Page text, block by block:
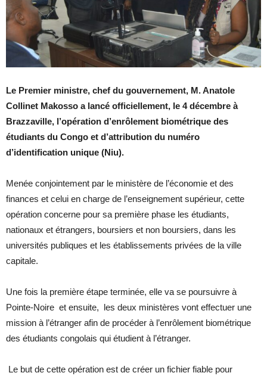
Le Premier ministre, chef du gouvernement, M. Anatole
Collinet Makosso a lancé officiellement, le 4 décembre à
Brazzaville, l’opération d’enrôlement biométrique des
étudiants du Congo et d’attribution du numéro
d’identification unique (Niu).
Menée conjointement par le ministère de l’économie et des
finances et celui en charge de l’enseignement supérieur, cette
opération concerne pour sa première phase les étudiants,
nationaux et étrangers, boursiers et non boursiers, dans les
universités publiques et les établissements privées de la ville
capitale.
Une fois la première étape terminée, elle va se poursuivre à
Pointe-Noire et ensuite, les deux ministères vont effectuer une
mission à l’étranger afin de procéder à l’enrôlement biométrique
des étudiants congolais qui étudient à l’étranger.
Le but de cette opération est de créer un fichier fiable pour